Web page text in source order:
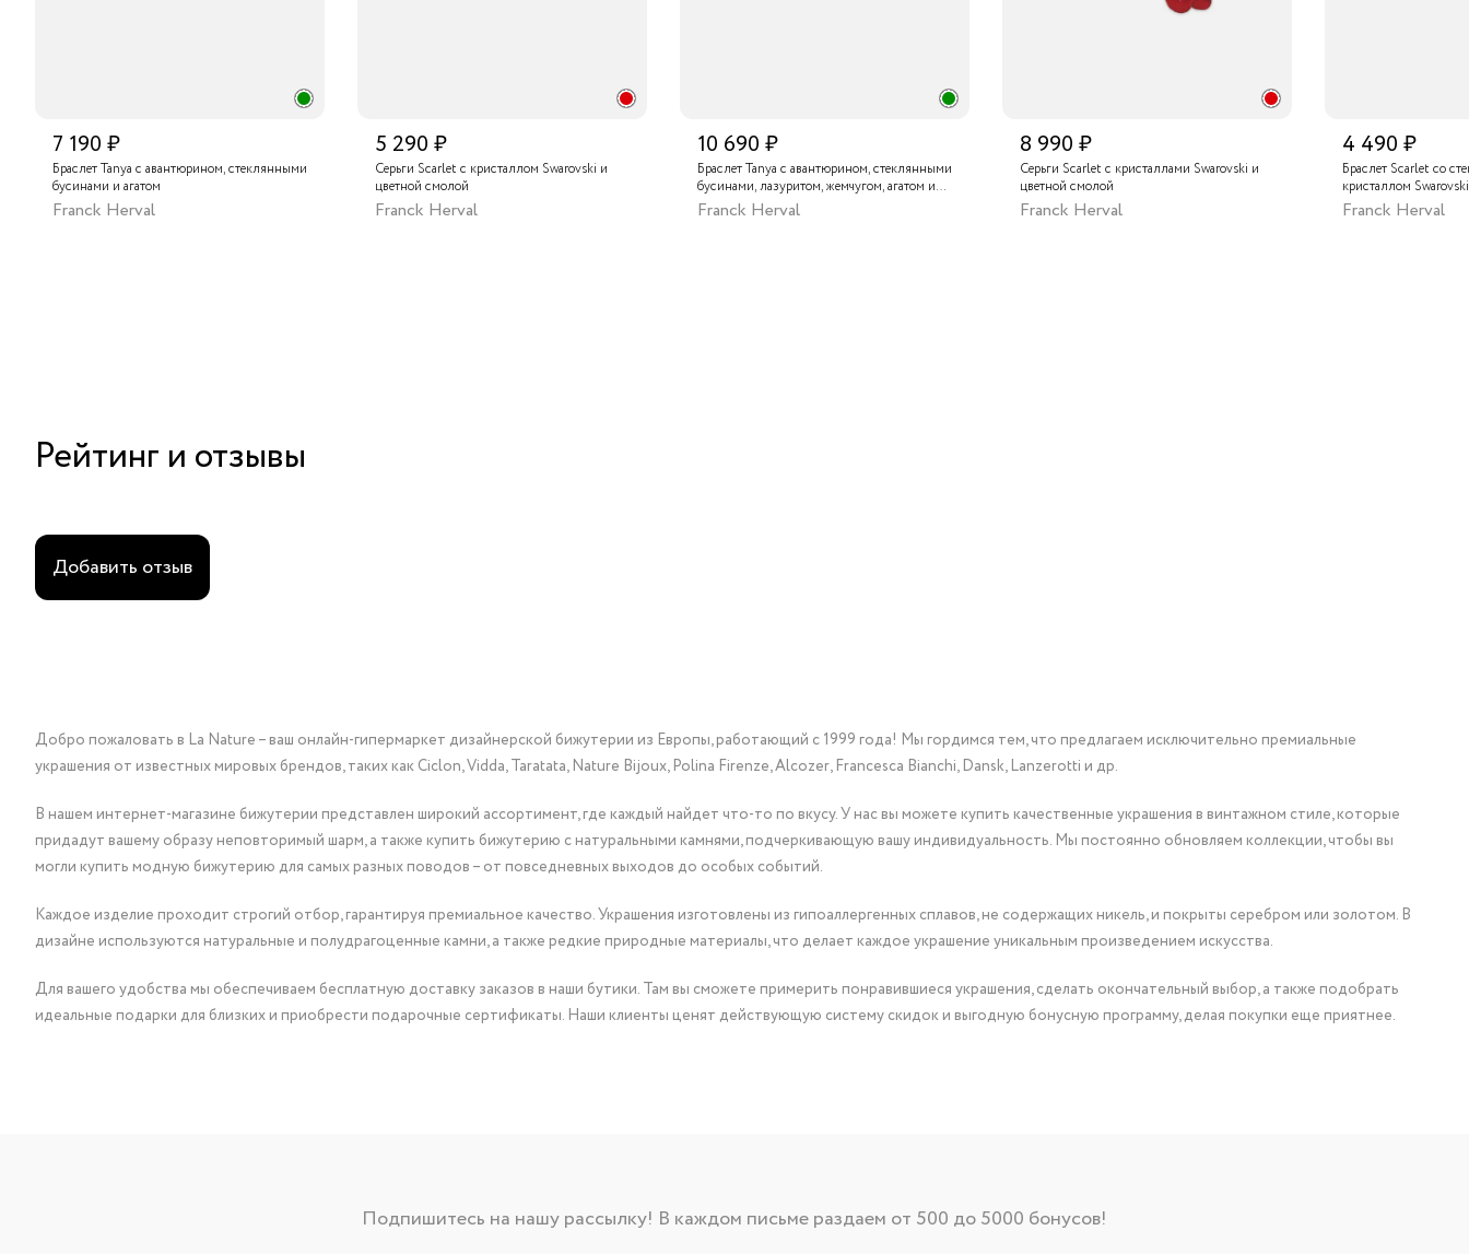
7 190 ₽
Браслет Tanya с авантюрином, стеклянными
бусинами и агатом
Franck Herval
5 290 ₽
Серьги Scarlet с кристаллом Swarovski и
цветной смолой
Franck Herval
10 690 ₽
Браслет Tanya с авантюрином, стеклянными
бусинами, лазуритом, жемчугом, агатом и
бычьим глазом
Franck Herval
8 990 ₽
Серьги Scarlet с кристаллами Swarovski и
цветной смолой
Franck Herval
4 490 ₽
Браслет Scarlet со
кристаллом
Franck Herval
Рейтинг и отзывы
Добавить отзыв
Добро пожаловать в La Nature – ваш онлайн-гипермаркет дизайнерской бижутерии из Европы, работающий с 1999 года! Мы гордимся тем, что предлагаем исключительно премиальные
украшения от известных мировых брендов, таких как Ciclon, Vidda, Taratata, Nature Bijoux, Polina Firenze, Alcozer, Francesca Bianchi, Dansk, Lanzerotti и др.
В нашем интернет-магазине бижутерии представлен широкий ассортимент, где каждый найдет что-то по вкусу. У нас вы можете купить качественные украшения в винтажном стиле, которые
придадут вашему образу неповторимый шарм, а также купить бижутерию с натуральными камнями, подчеркивающую вашу индивидуальность. Мы постоянно обновляем коллекции, чтобы вы
могли купить модную бижутерию для самых разных поводов – от повседневных выходов до особых событий.
Каждое изделие проходит строгий отбор, гарантируя премиальное качество. Украшения изготовлены из гипоаллергенных сплавов, не содержащих никель, и покрыты серебром или золотом. В
дизайне используются натуральные и полудрагоценные камни, а также редкие природные материалы, что делает каждое украшение уникальным произведением искусства.
Для вашего удобства мы обеспечиваем бесплатную доставку заказов в наши бутики. Там вы сможете примерить понравившиеся украшения, сделать окончательный выбор, а также подобрать
идеальные подарки для близких и приобрести подарочные сертификаты. Наши клиенты ценят действующую систему скидок и выгодную бонусную программу, делая покупки еще приятнее.
Подпишитесь на нашу рассылку! В каждом письме раздаем от 500 до 5000 бонусов!